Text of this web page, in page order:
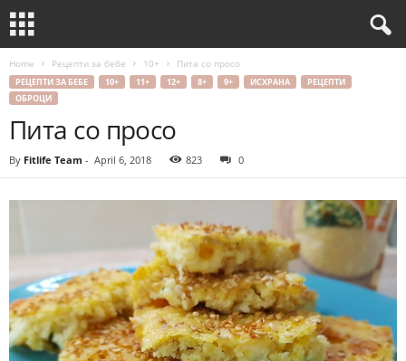
Home Рецепти за бебе 10+ Пита со просо
РЕЦЕПТИ ЗА БЕБЕ 10+ 11+ 12+ 8+ 9+ ИСХРАНА
РЕЦЕПТИ
ОБРОЦИ
Пита со просо
By Fitlife Team - April 6, 2018 823 0